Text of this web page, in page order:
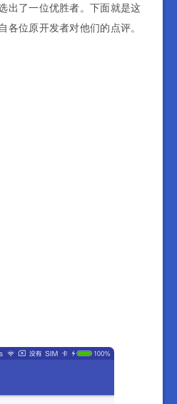
出了一位优胜者。下面就是这
各位原开发者对他们的点评。